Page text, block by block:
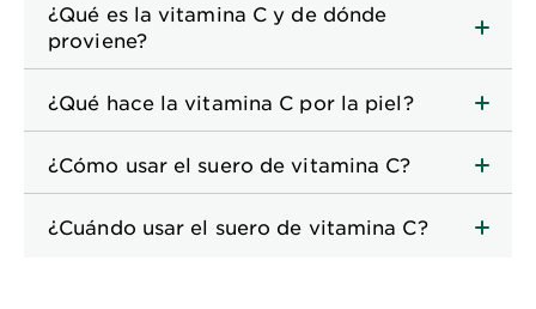
¿Qué es la vitamina C y de dónde
proviene?
¿Qué hace la vitamina C por la piel?
¿Cómo usar el suero de vitamina C?
¿Cuándo usar el suero de vitamina C?